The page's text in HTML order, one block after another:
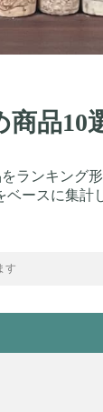
商品
ランキング
ベースに集計
す